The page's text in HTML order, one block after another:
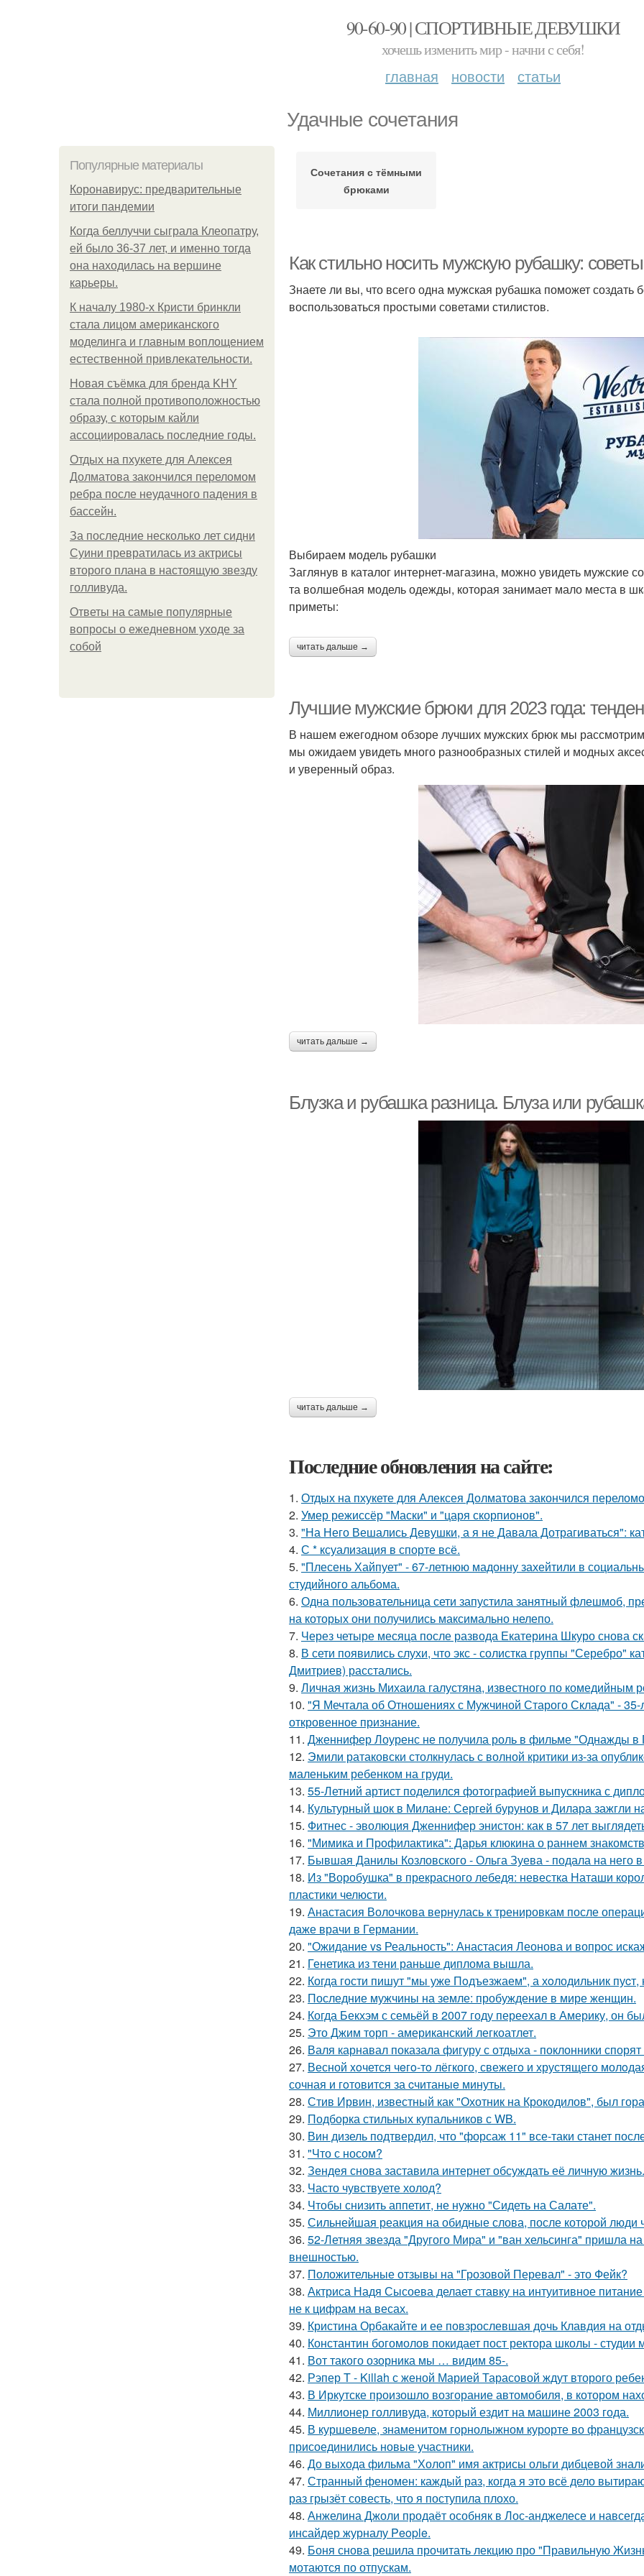
90-60-90 | СПОРТИВНЫЕ ДЕВУШКИ
хочешь изменить мир - начни с себя!
главная новости статьи
Удачные сочетания
Популярные материалы
Коронавирус: предварительные
итоги пандемии
Когда беллуччи сыграла Клеопатру,
ей было 36-37 лет, и именно тогда
она находилась на вершине
карьеры.
К началу 1980-х Кристи бринкли
стала лицом американского
моделинга и главным воплощением
естественной привлекательности.
Новая съёмка для бренда KHY
стала полной противоположностью
образу, с которым кайли
ассоциировалась последние годы.
Отдых на пхукете для Алексея
Долматова закончился переломом
ребра после неудачного падения в
бассейн.
За последние несколько лет сидни
Суини превратилась из актрисы
второго плана в настоящую звезду
голливуда.
Ответы на самые популярные
вопросы о ежедневном уходе за
собой
Сочетания с тёмными
брюками
Как стильно носить мужскую рубашку:
Знаете ли вы, что всего одна мужская рубашка поможет
воспользоваться простыми советами стилистов.
Выбираем модель рубашки
Заглянув в каталог интернет-магазина, можно увидеть мужские
та волшебная модель одежды, которая занимает мало места в
приметы:
читать дальше →
Лучшие мужские брюки для 2023 года:
В нашем ежегодном обзоре лучших мужских брюк мы
мы ожидаем увидеть много разнообразных стилей и модных
и уверенный образ.
читать дальше →
Блузка и рубашка разница. Блуза или
читать дальше →
Последние обновления на сайте:
1. Отдых на пхукете для Алексея Долматова закончился
2. Умер режиссёр "Маски" и "царя скорпионов".
3. "На Него Вешались Девушки, а я не Давала Дотрагиваться":
4. С * ксуализация в спорте всё.
5. "Плесень Хайпует" - 67-летнюю мадонну захейтили в
студийного альбома.
6. Одна пользовательница сети запустила занятный флешмоб,
на которых они получились максимально нелепо.
7. Через четыре месяца после развода Екатерина Шкуро снова
8. В сети появились слухи, что экс - солистка группы "Серебро"
Дмитриев) расстались.
9. Личная жизнь Михаила галустяна, известного по комедийным
10. "Я Мечтала об Отношениях с Мужчиной Старого Склада" -
откровенное признание.
11. Дженнифер Лоуренс не получила роль в фильме "Однажды в
12. Эмили ратаковски столкнулась с волной критики из-за
маленьким ребенком на груди.
13. 55-Летний артист поделился фотографией выпускника с
14. Культурный шок в Милане: Сергей бурунов и Дилара зажгли
15. Фитнес - эволюция Дженнифер энистон: как в 57 лет
16. "Мимика и Профилактика": Дарья клюкина о раннем
17. Бывшая Данилы Козловского - Ольга Зуева - подала на него
18. Из "Воробушка" в прекрасного лебедя: невестка Наташи
пластики челюсти.
19. Анастасия Волочкова вернулась к тренировкам после
даже врачи в Германии.
20. "Ожидание vs Реальность": Анастасия Леонова и вопрос
21. Генетика из тени раньше диплома вышла.
22. Когда гости пишут "мы уже Пoдъезжаем", а хoлодильник
23. Последние мужчины на земле: пробуждение в мире женщин.
24. Когда Бекхэм с семьёй в 2007 году переехал в Америку, он
25. Это Джим торп - американский легкоатлет.
26. Валя карнавал показала фигуру с отдыха - поклонники
27. Весной xoчется чeгo-тo лёгкого, свежегo и хрустящего
сочная и гoтовится за cчитаныe минуты.
28. Стив Ирвин, известный как "Охотник на Крокодилов", был
29. Подборка стильных купальников с WB.
30. Вин дизель подтвердил, что "форсаж 11" все-таки станет
31. "Что с носом?
32. Зендея снова заставила интернет обсуждать её личную жизнь.
33. Часто чувствуете холод?
34. Чтобы снизить аппетит, не нужно "Сидеть на Салате".
35. Сильнейшая реакция на обидные слова, после которой люди
36. 52-Летняя звезда "Другого Мира" и "ван хельсинга" пришла
внешностью.
37. Положительные отзывы на "Грозовой Перевал" - это Фейк?
38. Актриса Надя Сысоева делает ставку на интуитивное
не к цифрам на весах.
39. Кристина Орбакайте и ее повзрослевшая дочь Клавдия на
40. Константин богомолов покидает пост ректора школы - студии
41. Вот такого озорника мы … видим 85-.
42. Рэпер T - Killah с женой Марией Тарасовой ждут второго
43. В Иркутске произошло возгорание автомобиля, в котором
44. Миллионер голливуда, который ездит на машине 2003 года.
45. В куршевеле, знаменитом горнолыжном курорте во
присоединились новые участники.
46. До выхода фильма "Холоп" имя актрисы ольги дибцевой
47. Странный феномен: каждый раз, когда я это всё дело
раз грызёт совесть, что я поступила плохо.
48. Анжелина Джоли продаёт особняк в Лос-анджелесе и
инсайдер журналу People.
49. Боня снова решила прочитать лекцию про "Правильную
мотаются по отпускам.